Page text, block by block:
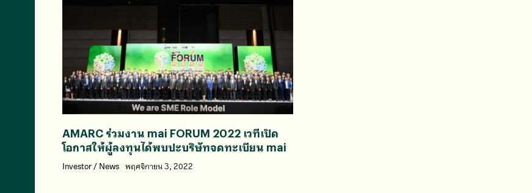
AMARC ร่วมงาน mai FORUM 2022 เวทีเปิด
โอกาสให้ผู้ลงทุนได้พบปะบริษัทจดทะเบียน mai
Investor/ News พฤศจิกายน 3, 2022